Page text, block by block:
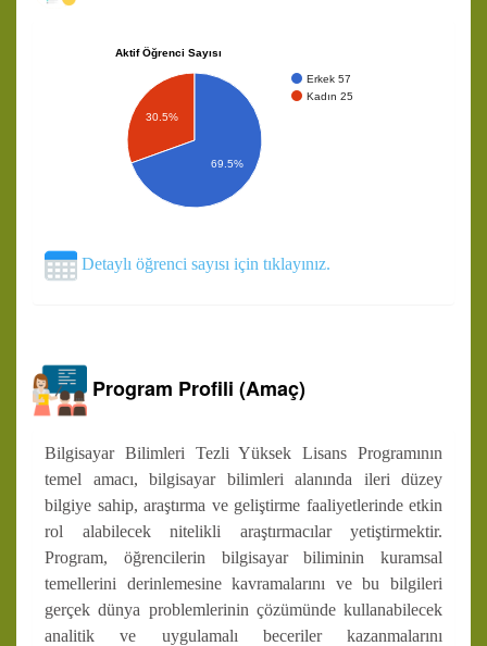
Aktif Öğrenci Sayısı
Erkek 57
Kadın 25
30.5%
69.5%
Detaylı öğrenci sayısı için tıklayınız.
Program Profili (Amaç)
Bilgisayar Bilimleri Tezli Yüksek Lisans Programının
temel amacı, bilgisayar bilimleri alanında ileri düzey
bilgiye sahip, araştırma ve geliştirme faaliyetlerinde etkin
rol alabilecek nitelikli araştırmacılar yetiştirmektir.
Program, öğrencilerin bilgisayar biliminin kuramsal
temellerini derinlemesine kavramalarını ve bu bilgileri
gerçek dünya problemlerinin çözümünde kullanabilecek
analitik ve uygulamalı beceriler kazanmalarını